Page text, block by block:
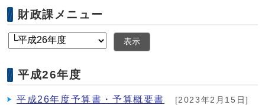
財政課メニュー
表示
平成26年度
平成26年度予算書・予算概要書 [2023年2月15日]